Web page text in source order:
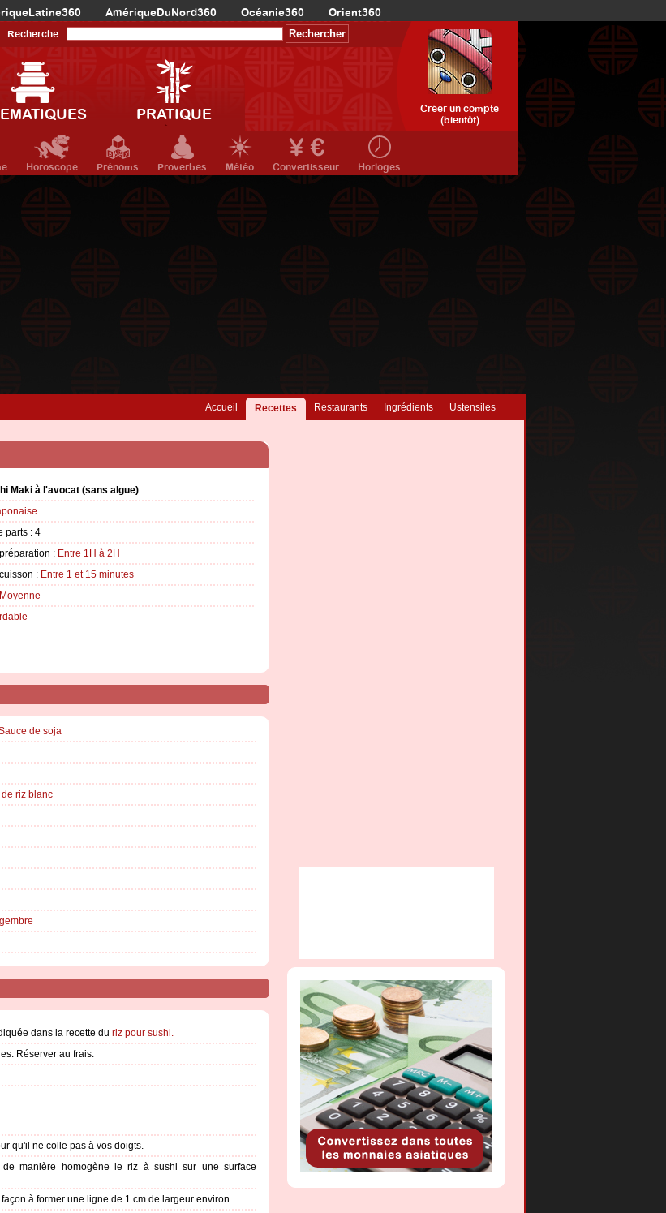
AmériqueDuNord360 Océanie360 Orient360
Recherche :
PRATIQUE
Créer un compte
(bientôt)
Horoscope Prénoms Proverbes Météo Convertisseur Horloges
Ustensiles
Ingrédients
Restaurants
Recettes
Accueil
Maki à l'avocat (sans algue)
parts : 4
: Entre 1H à 2H
: Entre 1 et 15 minutes
Moyenne
de soja
riz blanc
dans la recette du riz pour sushi.
Réserver au frais.
qu'il ne colle pas à vos doigts.
manière homogène le riz à sushi sur une surface
à former une ligne de 1 cm de largeur environ.